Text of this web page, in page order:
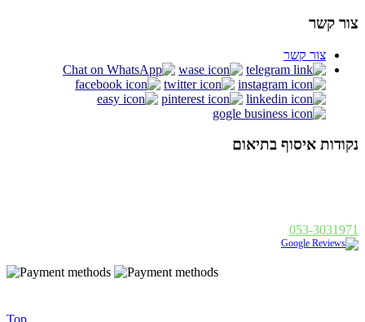
צור קשר
צור קשר
נקודות איסוף בתיאום
053-3031971
Top